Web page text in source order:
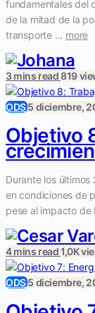
fundamentales del
de la mitad de la
transporte ... more
3 mins read819
ODS5 diciembre,
Objetivo
Durante los
en condiciones de
pese al impacto de
4 mins read1,0K
ODS5 diciembre,